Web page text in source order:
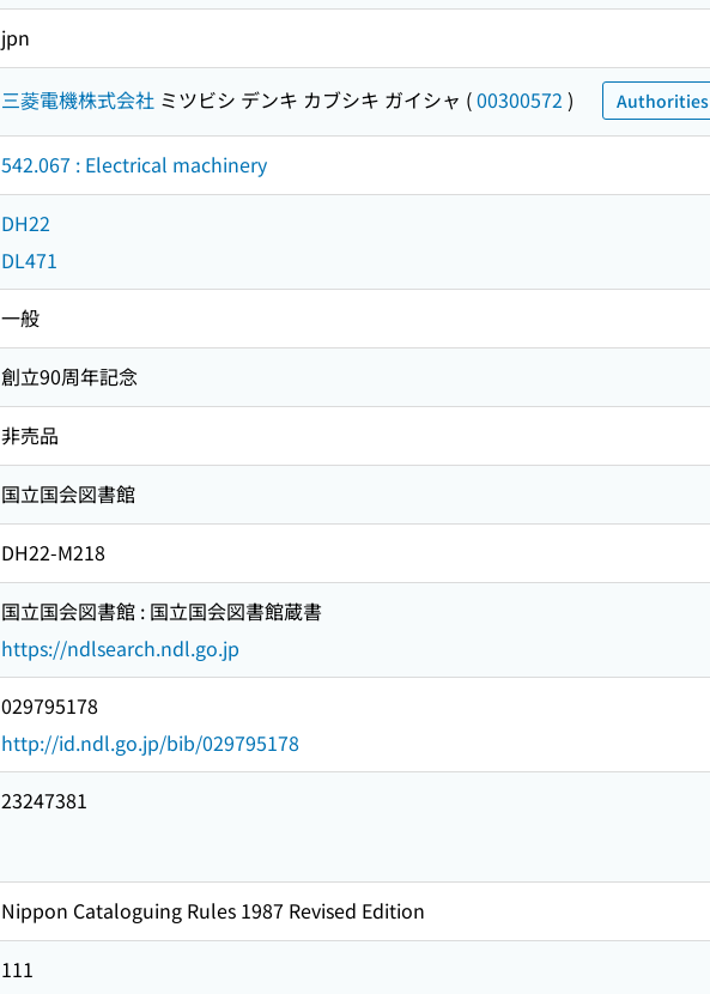
jpn
三菱電機株式会社 ミツビシ デンキ カブシキ ガイシャ (00300572 ) Authorities
542.067 : Electrical machinery
DH22
DL471
一般
創立90周年記念
非売品
国立国会図書館
DH22-M218
国立国会図書館 : 国立国会図書館蔵書
https://ndlsearch.ndl.go.jp
029795178
http://id.ndl.go.jp/bib/029795178
23247381
Nippon Cataloguing Rules 1987 Revised Edition
111